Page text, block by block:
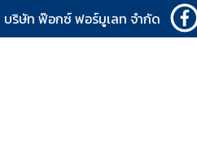
บริษัท ฟ๊อกซ์ ฟอร์มูเลท จำกัด